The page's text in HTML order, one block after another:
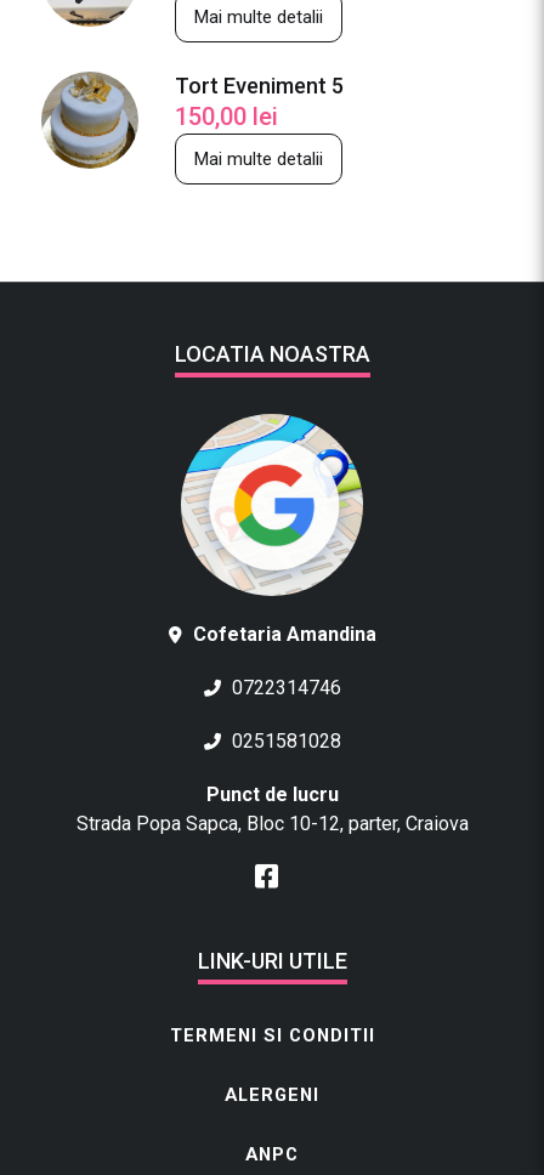
Mai multe detalii
Tort Eveniment 5
150,00 lei
Mai multe detalii
LOCATIA NOASTRA
Cofetaria Amandina
0722314746
0251581028
Punct de lucru
Strada Popa Sapca, Bloc 10-12, parter, Craiova
LINK-URI UTILE
TERMENI SI CONDITII
ALERGENI
ANPC